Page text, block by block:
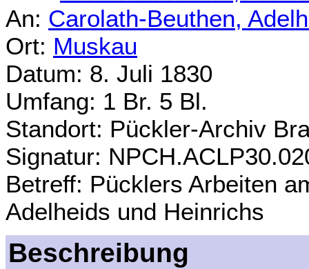
An: Carolath-Beuthen,
Ort: Muskau
Datum: 8. Juli 1830
Umfang: 1 Br. 5 Bl.
Standort: Pückler-Archiv
Signatur:
Betreff: Pücklers Arbeiten
Adelheids und Heinrichs
Beschreibung